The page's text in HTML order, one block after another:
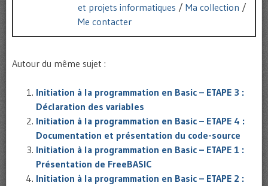
et projets informatiques / Ma collection /
Me contacter
Autour du même sujet :
Initiation à la programmation en Basic – ETAPE 3 :
Déclaration des variables
Initiation à la programmation en Basic – ETAPE 4 :
Documentation et présentation du code-source
Initiation à la programmation en Basic – ETAPE 1 :
Présentation de FreeBASIC
Initiation à la programmation en Basic – ETAPE 2 :